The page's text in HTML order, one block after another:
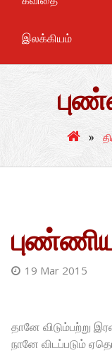
இலக்கியம்
»
19 Mar 2015
தானே விடும்பற்று
நானே விடப்படும்